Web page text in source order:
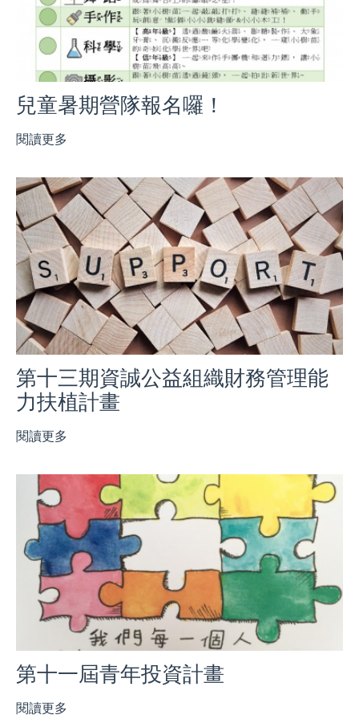
兒童暑期營隊報名囉！
閱讀更多
第十三期資誠公益組織財務管理能
力扶植計畫
閱讀更多
第十一屆青年投資計畫
閱讀更多